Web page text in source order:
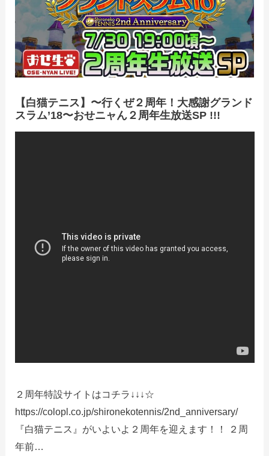
【白猫テニス】〜行くぜ２周年！大感謝グランド
スラム’18〜おせニャん２周年生放送SP !!!
２周年特設サイトはコチラ↓↓↓☆
https://colopl.co.jp/shironekotennis/2nd_anniversary/
『白猫テニス』がいよいよ２周年を迎えます！！ ２周
年前…